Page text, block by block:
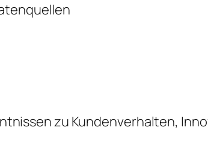
zu Kundenverhalten,